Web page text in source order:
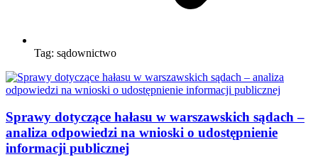
Tag: sądownictwo
Sprawy dotyczące hałasu w warszawskich sądach –
analiza odpowiedzi na wnioski o udostępnienie
informacji publicznej